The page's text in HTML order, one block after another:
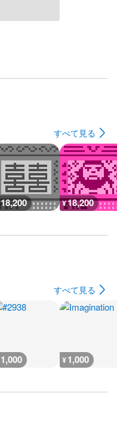
すべて見る
18,200 ¥18,200
すべて見る
1,000 ¥1,000